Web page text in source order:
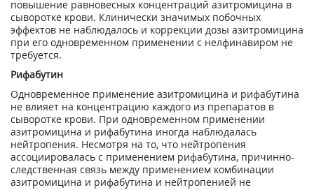
повышение равновесных концентраций азитромицина в
сыворотке крови. Клинически значимых побочных
эффектов не наблюдалось и коррекции дозы азитромицина
при его одновременном применении с нелфинавиром не
требуется.
Рифабутин
Одновременное применение азитромицина и рифабутина
не влияет на концентрацию каждого из препаратов в
сыворотке крови. При одновременном применении
азитромицина и рифабутина иногда наблюдалась
нейтропения. Несмотря на то, что нейтропения
ассоциировалась с применением рифабутина, причинно-
следственная связь между применением комбинации
азитромицина и рифабутина и нейтропенией не